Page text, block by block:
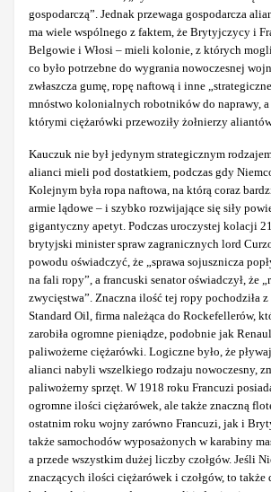
gospodarczą”. Jednak przewaga gospodarcza
ma wiele wspólnego z faktem, że Brytyjczycy i
Belgowie i Włosi – mieli kolonie, z których
co było potrzebne do wygrania nowoczesnej
zwłaszcza gumę, ropę naftową i inne
mnóstwo kolonialnych robotników do naprawy,
którymi ciężarówki przewoziły żołnierzy
Kauczuk nie był jedynym strategicznym
alianci mieli pod dostatkiem, podczas gdy
Kolejnym była ropa naftowa, na którą coraz
armie lądowe – i szybko rozwijające się siły
gigantyczny apetyt. Podczas uroczystej kolacji
brytyjski minister spraw zagranicznych lord
powodu oświadczyć, że „sprawa sojusznicza
na fali ropy”, a francuski senator oświadczył, że
zwycięstwa”. Znaczna ilość tej ropy pochodziła z
Standard Oil, firma należąca do Rockefellerów,
zarobiła ogromne pieniądze, podobnie jak
paliwożerne ciężarówki. Logiczne było, że
alianci nabyli wszelkiego rodzaju nowoczesny,
paliwożerny sprzęt. W 1918 roku Francuzi
ogromne ilości ciężarówek, ale także znaczną
ostatnim roku wojny zarówno Francuzi, jak i
także samochodów wyposażonych w karabiny
a przede wszystkim dużej liczby czołgów. Jeśli
znaczących ilości ciężarówek i czołgów, to także